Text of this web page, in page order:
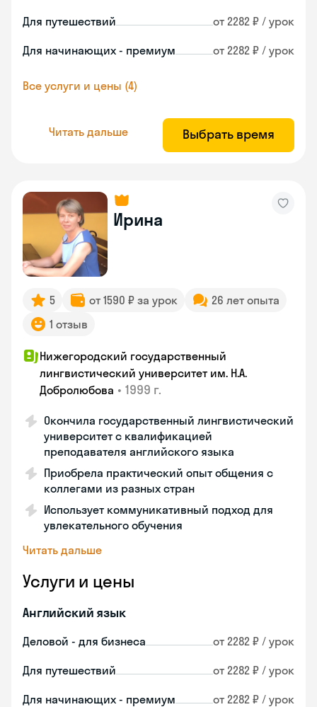
Для путешествий от 2282 ₽ / урок
Для начинающих - премиум от 2282 ₽ / урок
Все услуги и цены (4)
Читать дальше Выбрать время
Ирина
5 от 1590 ₽ за урок
26 лет опыта
1 отзыв
Нижегородский государственный
лингвистический университет им. Н.А.
Добролюбова • 1999 г.
Окончила государственный лингвистический
университет с квалификацией
преподавателя английского языка
Приобрела практический опыт общения с
коллегами из разных стран
Использует коммуникативный подход для
увлекательного обучения
Читать дальше
Услуги и цены
Английский язык
Деловой - для бизнеса от 2282 ₽ / урок
Для путешествий от 2282 ₽ / урок
Для начинающих - премиум от 2282 ₽ / урок